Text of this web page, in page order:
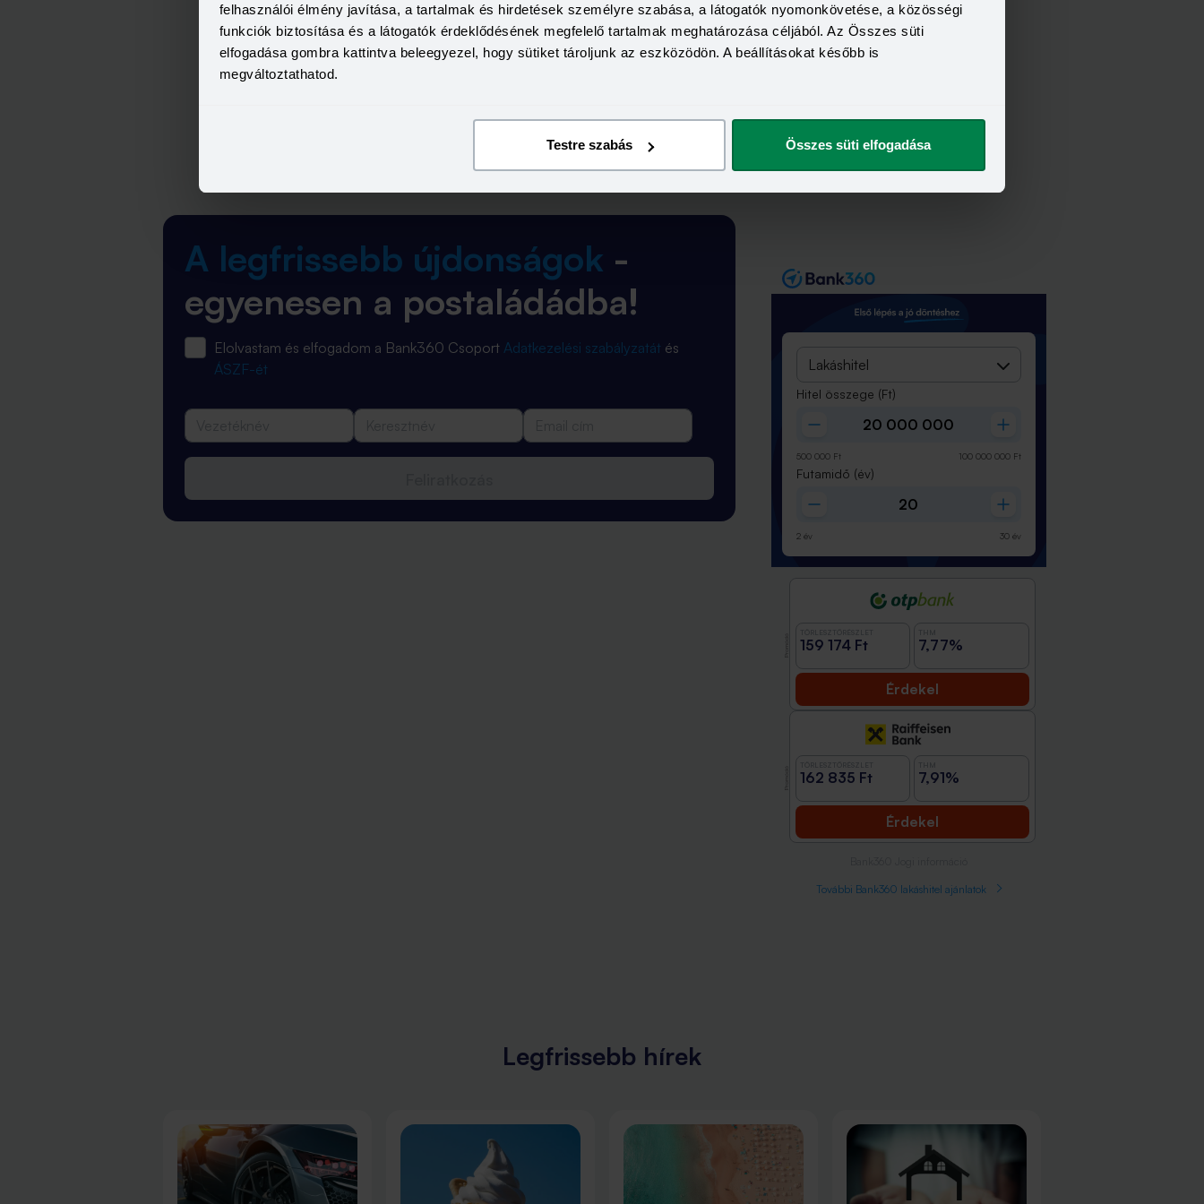
felhasználói élmény javítása, a tartalmak és hirdetések személyre szabása, a látogatók nyomonkövetése, a közösségi
funkciók biztosítása és a látogatók érdeklődésének megfelelő tartalmak meghatározása céljából. Az Összes süti
elfogadása gombra kattintva beleegyezel, hogy sütiket tároljunk az eszközödön. A beállításokat később is
megváltoztathatod.
Testre szabás Összes süti elfogadása
A legfrissebb újdonságok -
egyenesen a postaládádba!
Elolvastam és elfogadom a Bank360 Csoport Adatkezelési szabályzatát és
ÁSZF-ét
Lakáshitel
Hitel összege (Ft)
500 000 Ft 100 000 000 Ft
Futamidő (év)
2 év 30 év
159 174 Ft 7,77%
Érdekel
162 835 Ft 7,91%
Érdekel
További Bank360 lakáshitel ajánlatok
Legfrissebb hírek